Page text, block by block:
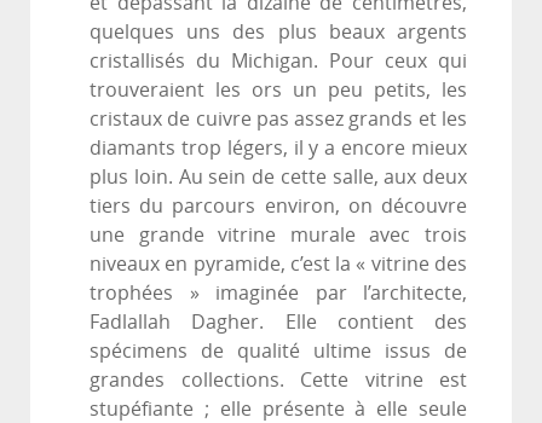
quelques uns des plus beaux argents
cristallisés du Michigan. Pour ceux qui
trouveraient les ors un peu petits, les
cristaux de cuivre pas assez grands et les
diamants trop légers, il y a encore mieux
plus loin. Au sein de cette salle, aux deux
tiers du parcours environ, on découvre
une grande vitrine murale avec trois
niveaux en pyramide, c’est la « vitrine des
trophées » imaginée par l’architecte,
Fadlallah Dagher. Elle contient des
spécimens de qualité ultime issus de
grandes collections. Cette vitrine est
stupéfiante ; elle présente à elle seule